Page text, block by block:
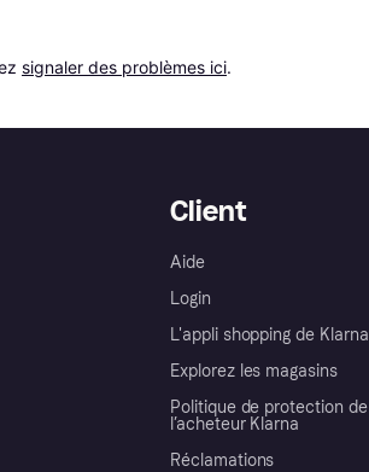
signaler des problèmes ici.
Client
Aide
Login
L'appli shopping de Klarna
Explorez les magasins
Politique de protection de
l’acheteur Klarna
Réclamations